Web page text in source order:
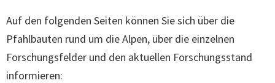
Auf den folgenden Seiten können Sie sich über die
Pfahlbauten rund um die Alpen, über die einzelnen
Forschungsfelder und den aktuellen Forschungsstand
informieren: